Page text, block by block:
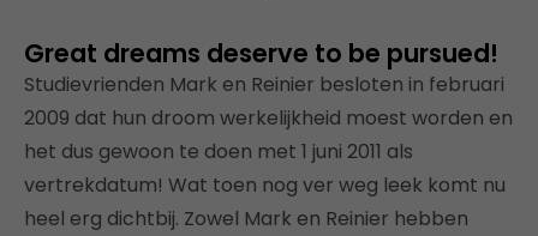
Great dreams deserve to be pursued!
Studievrienden Mark en Reinier besloten in februari
2009 dat hun droom werkelijkheid moest worden en
het dus gewoon te doen met 1 juni 2011 als
vertrekdatum! Wat toen nog ver weg leek komt nu
heel erg dichtbij. Zowel Mark en Reinier hebben